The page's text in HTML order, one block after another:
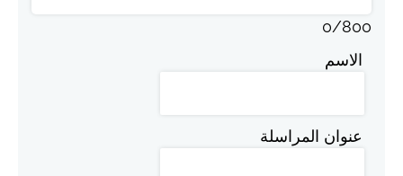
0/800
الاسم
عنوان المراسلة